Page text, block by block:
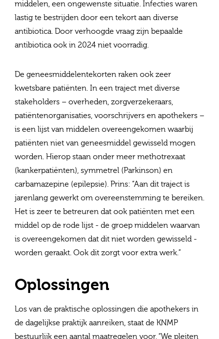
middelen, een ongewenste situatie. Infecties waren
lastig te bestrijden door een tekort aan diverse
antibiotica. Door verhoogde vraag zijn bepaalde
antibiotica ook in 2024 niet voorradig.
De geneesmiddelentekorten raken ook zeer
kwetsbare patiënten. In een traject met diverse
stakeholders – overheden, zorgverzekeraars,
patiëntenorganisaties, voorschrijvers en apothekers –
is een lijst van middelen overeengekomen waarbij
patiënten niet van geneesmiddel gewisseld mogen
worden. Hierop staan onder meer methotrexaat
(kankerpatiënten), symmetrel (Parkinson) en
carbamazepine (epilepsie). Prins: “Aan dit traject is
jarenlang gewerkt om overeenstemming te bereiken.
Het is zeer te betreuren dat ook patiënten met een
middel op de rode lijst - de groep middelen waarvan
is overeengekomen dat dit niet worden gewisseld -
worden geraakt. Ook dit zorgt voor extra werk.”
Oplossingen
Los van de praktische oplossingen die apothekers in
de dagelijkse praktijk aanreiken, staat de KNMP
bestuurlijk een aantal maatregelen voor. “We pleiten